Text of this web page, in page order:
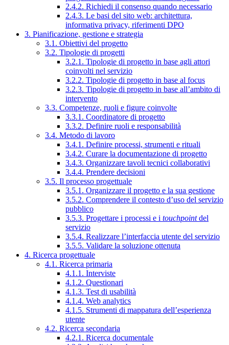
2.4.2. Richiedi il consenso quando necessario
2.4.3. Le basi del sito web: architettura,
informativa privacy, riferimenti DPO
3. Pianificazione, gestione e strategia
3.1. Obiettivi del progetto
3.2. Tipologie di progetti
3.2.1. Tipologie di progetto in base agli attori
coinvolti nel servizio
3.2.2. Tipologie di progetto in base al focus
3.2.3. Tipologie di progetto in base all’ambito di
intervento
3.3. Competenze, ruoli e figure coinvolte
3.3.1. Coordinatore di progetto
3.3.2. Definire ruoli e responsabilità
3.4. Metodo di lavoro
3.4.1. Definire processi, strumenti e rituali
3.4.2. Curare la documentazione di progetto
3.4.3. Organizzare tavoli tecnici collaborativi
3.4.4. Prendere decisioni
3.5. Il processo progettuale
3.5.1. Organizzare il progetto e la sua gestione
3.5.2. Comprendere il contesto d’uso del servizio
pubblico
3.5.3. Progettare i processi e i touchpointdel
servizio
3.5.4. Realizzare l’interfaccia utente del servizio
3.5.5. Validare la soluzione ottenuta
4. Ricerca progettuale
4.1. Ricerca primaria
4.1.1. Interviste
4.1.2. Questionari
4.1.3. Test di usabilità
4.1.4. Web analytics
4.1.5. Strumenti di mappatura dell’esperienza
utente
4.2. Ricerca secondaria
4.2.1. Ricerca documentale